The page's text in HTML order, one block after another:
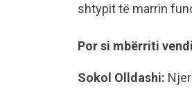
shtypit të marrin
Por si mbërriti
Sokol Olldashi: